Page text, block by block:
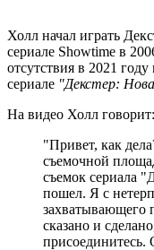
Холл начал играть
сериале Showtime в
отсутствия в 2021
сериале "Декстер:
На видео Холл говорит:
"Привет, как
съемочной
съемок сериала
пошел. Я с
захватывающего
сказано и
присоединитесь.